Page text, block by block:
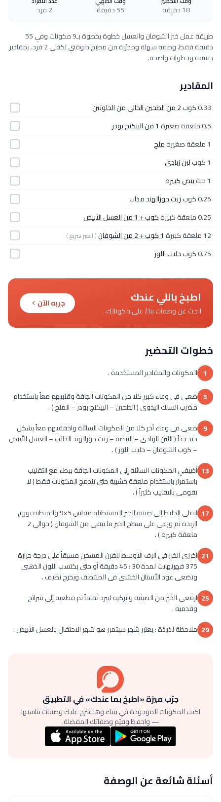
18 دقيقة 55 دقيقة 2 فرد
طريقة عمل خبز الشوفان والعسل خطوة بخطوة بـ9 مكونات وفي 55
دقيقة فقط. وصفة سهلة ومجرّبة من مطبخ دلوقتي تكفي 2 فرد، بمقادير
دقيقة وخطوات واضحة.
المقادير
0.33 كوب
2 من الطحين الخالى من الجلوتين
0.5 ملعقة صغيرة
1 من البيكنج بودر
1 ملعقة صغيرة
ملح
1 كوب
لبن زبادى
1 حبة
بيض كبيرة
0.25 كوب
زيت جوزالهند مذاب
0.25 ملعقة كبيرة
كوب + 1 من العسل الأبيض
12 ملعقة كبيرة
1 كوب + 2 من الشوفان ( الغير سريع )
0.75 كوب حليب اللوز
اطبخ باللي عندك
ابحث عن وصفات بناءً على مكوناتك.
جربه الآن
خطوات التحضير
1 المكونات والمقادير المستخدمة .
5 ضعى فى وعاء كبير كلا من المكونات الجافة وقلبيهم معاً باستخدام
مضرب السلك اليدوى ( الطحين – البيكنج بودر – الملح ) .
9 ضعى فى وعاء آخر كلا من المكونات السائلة واخفقيهم معاً بشكل
جيد جداً ( اللبن الزبادى – البيضة – زيت جوزالهند الذائب – العسل الأبيض
– كوب الشوفان – حليب اللوز ) .
13 أضيفي المكونات السائلة إلى المكونات الجافة ببطء مع التقليب
باستمرار باستخدام ملعقة خشبية حتى تندمج المكونات فقط ( لا
تقومى بالتقليب كثيراً ) .
17
انقلى الخليط إلى صينية الخبز المستطيلة مقاس 5×9 والمبطنة بورق
الزبدة ثم وزعى على سطح الخبز ما تبقى من الشوفان ( حوالى 2
ملعقة كبيرة ) .
21 اخبزى الخبز فى الرف الأوسط للفرن المسخن مسبقاً على درجة حرارة
375 فهرنهايت لمدة 30 : 45 دقيقة أو حتى يكتسب اللون الذهبى
وتضعى عود الأسنان الخشبى فى المنتصف ويخرج نظيف .
25 ارفعى الخبز من الصينية واتركيه ليبرد تماماً ثم قطعيه إلى شرائح
وقدميه .
29 ملاحظة لذيذة : يعتبر شهر سبتمبر هو شهر الاحتفال بالعسل الأبيض .
جرّب ميزة «اطبخ بما عندك» في التطبيق
اكتب المكونات الموجودة في بيتك وهنقترح عليك وصفات تناسبها
— واحفظ وقيّم وصفاتك المفضلة.
أسئلة شائعة عن الوصفة